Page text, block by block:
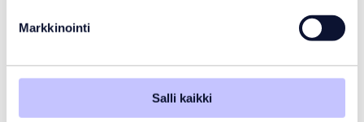
Markkinointi
Salli kaikki
205,00€